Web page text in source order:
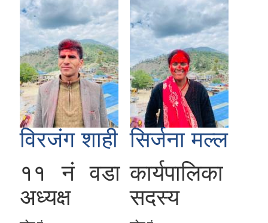
विरजंग शाही
११ नं वडा
अध्यक्ष
सिर्जना मल्ल
कार्यपालिका
सदस्य